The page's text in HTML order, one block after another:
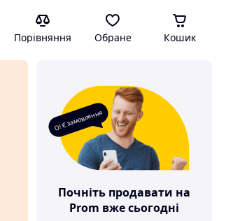
Порівняння Обране Кошик
О! Є замовлення
Почніть продавати на
Prom вже сьогодні